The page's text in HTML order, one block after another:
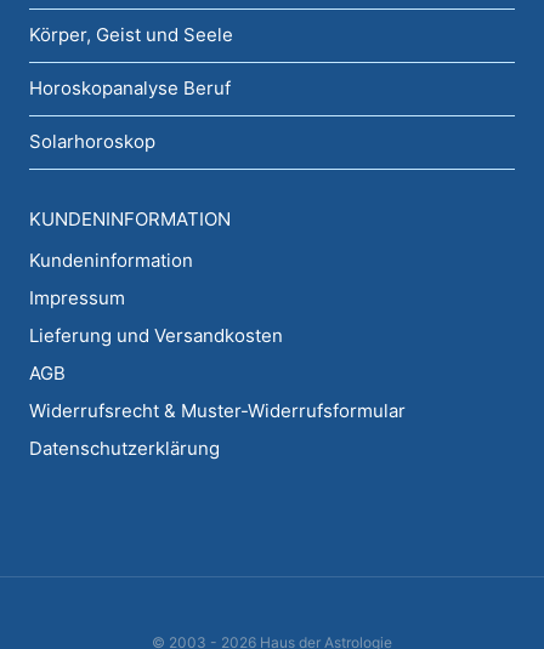
Körper, Geist und Seele
Horoskopanalyse Beruf
Solarhoroskop
KUNDENINFORMATION
Kundeninformation
Impressum
Lieferung und Versandkosten
AGB
Widerrufsrecht & Muster-Widerrufsformular
Datenschutzerklärung
© 2003 - 2026 Haus der Astrologie